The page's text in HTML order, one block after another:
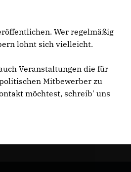
Wer regelmäßig
lohnt sich vielleicht.
Veranstaltungen die für
Mitbewerber zu
möchtest, schreib' uns